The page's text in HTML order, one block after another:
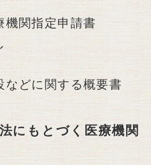
機関指定申請書
などに関する概要書
にもとづく医療機関